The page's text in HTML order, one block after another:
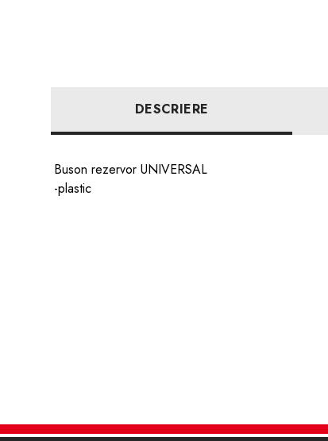
DESCRIERE
Buson rezervor UNIVERSAL
-plastic